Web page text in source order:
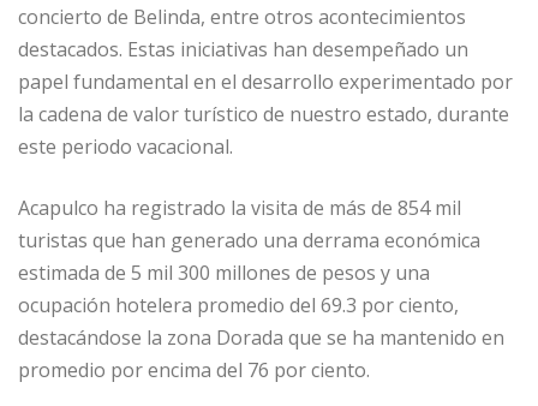
concierto de Belinda, entre otros acontecimientos
destacados. Estas iniciativas han desempeñado un
papel fundamental en el desarrollo experimentado por
la cadena de valor turístico de nuestro estado, durante
este periodo vacacional.
Acapulco ha registrado la visita de más de 854 mil
turistas que han generado una derrama económica
estimada de 5 mil 300 millones de pesos y una
ocupación hotelera promedio del 69.3 por ciento,
destacándose la zona Dorada que se ha mantenido en
promedio por encima del 76 por ciento.